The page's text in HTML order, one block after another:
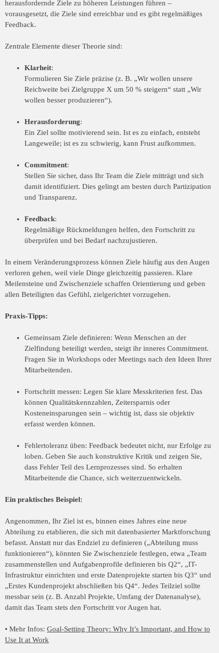
herausfordernde Ziele zu höheren Leistungen führen –
vorausgesetzt, die Ziele sind erreichbar und es gibt regelmäßiges
Feedback.
Zentrale Elemente dieser Theorie sind:
Klarheit:
Formulieren Sie Ziele präzise (z. B. „Wir wollen unsere
Reichweite bei Zielgruppe X um 50 % steigern“ statt „Wir
wollen besser produzieren“).
Herausforderung:
Ein Ziel sollte motivierend sein. Ist es zu einfach, entsteht
Langeweile; ist es zu schwierig, kann Frust aufkommen.
Commitment:
Stellen Sie sicher, dass Ihr Team die Ziele mitträgt und sich
damit identifiziert. Dies gelingt am besten durch Partizipation
und Transparenz.
Feedback:
Regelmäßige Rückmeldungen helfen, den Fortschritt zu
überprüfen und bei Bedarf nachzujustieren.
In einem Veränderungsprozess können Ziele häufig aus den Augen
verloren gehen, weil viele Dinge gleichzeitig passieren. Klare
Meilensteine und Zwischenziele schaffen Orientierung und geben
allen Beteiligten das Gefühl, zielgerichtet vorzugehen.
Praxis-Tipps:
Gemeinsam Ziele definieren: Wenn Menschen an der
Zielfindung beteiligt werden, steigt ihr inneres Commitment.
Fragen Sie in Workshops oder Meetings nach den Ideen Ihrer
Mitarbeitenden.
Fortschritt messen: Legen Sie klare Messkriterien fest. Das
können Qualitätskennzahlen, Zeitersparnis oder
Kosteneinsparungen sein – wichtig ist, dass sie objektiv
erfasst werden können.
Fehlertoleranz üben: Feedback bedeutet nicht, nur Erfolge zu
loben. Geben Sie auch konstruktive Kritik und zeigen Sie,
dass Fehler Teil des Lernprozesses sind. So erhalten
Mitarbeitende die Chance, sich weiterzuentwickeln.
Ein praktisches Beispiel:
Angenommen, Ihr Ziel ist es, binnen eines Jahres eine neue
Abteilung zu etablieren, die sich mit datenbasierter Marktforschung
befasst. Anstatt nur das Endziel zu definieren („Abteilung muss
funktionieren“), könnten Sie Zwischenziele festlegen, etwa „Team
zusammenstellen und Aufgabenprofile definieren bis Q2“, „IT-
Infrastruktur einrichten und erste Datenprojekte starten bis Q3“ und
„Erstes Kundenprojekt abschließen bis Q4“. Jedes Teilziel sollte
messbar sein (z. B. Anzahl Projekte, Umfang der Datenanalyse),
damit das Team stets den Fortschritt vor Augen hat.
• Mehr Infos: Goal-Setting Theory: Why It’s Important, and How to
Use It at Work